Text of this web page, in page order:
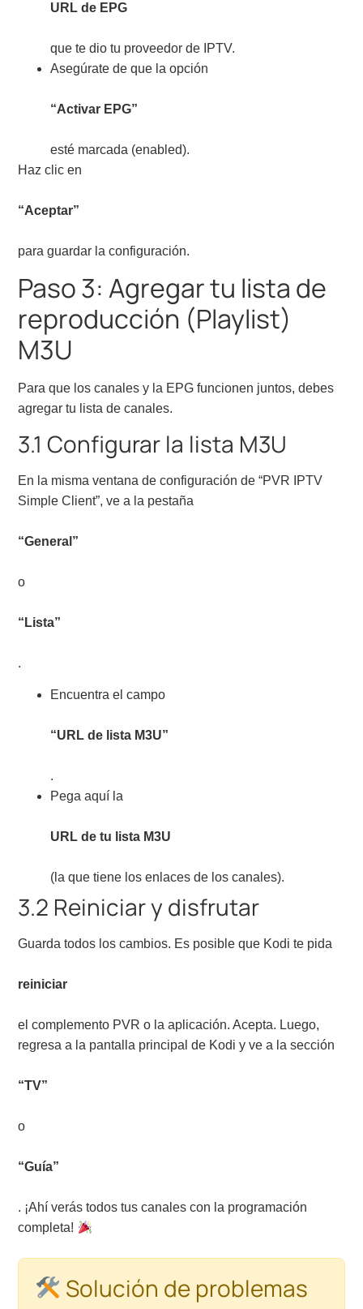
URL de EPG
que te dio tu proveedor de IPTV.
Asegúrate de que la opción
“Activar EPG”
esté marcada (enabled).
Haz clic en
“Aceptar”
para guardar la configuración.
Paso 3: Agregar tu lista de
reproducción (Playlist)
M3U
Para que los canales y la EPG funcionen juntos, debes
agregar tu lista de canales.
3.1 Configurar la lista M3U
En la misma ventana de configuración de “PVR IPTV
Simple Client”, ve a la pestaña
“General”
o
“Lista”
.
Encuentra el campo
“URL de lista M3U”
.
Pega aquí la
URL de tu lista M3U
(la que tiene los enlaces de los canales).
3.2 Reiniciar y disfrutar
Guarda todos los cambios. Es posible que Kodi te pida
reiniciar
el complemento PVR o la aplicación. Acepta. Luego,
regresa a la pantalla principal de Kodi y ve a la sección
“TV”
o
“Guía”
. ¡Ahí verás todos tus canales con la programación
completa!
Solución de problemas